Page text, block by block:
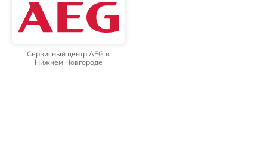
Сервисный центр AEG в
Нижнем Новгороде